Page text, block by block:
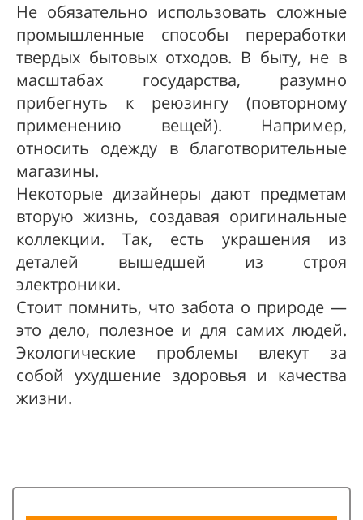
Не обязательно использовать сложные
промышленные способы переработки
твердых бытовых отходов. В быту, не в
масштабах государства, разумно
прибегнуть к реюзингу (повторному
применению вещей). Например,
относить одежду в благотворительные
магазины.
Некоторые дизайнеры дают предметам
вторую жизнь, создавая оригинальные
коллекции. Так, есть украшения из
деталей вышедшей из строя
электроники.
Стоит помнить, что забота о природе —
это дело, полезное и для самих людей.
Экологические проблемы влекут за
собой ухудшение здоровья и качества
жизни.